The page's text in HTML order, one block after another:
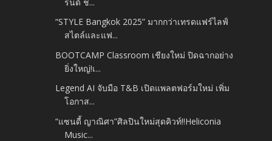
“STYLE Bangkok 2025” มากกว่าเทรดแฟร์ไลฟ์
สไตล์และแฟ...
BOOTCAMP Classroom เชียงใหม่ ปิดฉากอย่าง
ยิ่งใหญ่!เ...
Legend AI จับมือ T&B เปิดแพลตฟอร์มใหม่ เพิ่ม
โอกาส...
“แซนดี้ ญาณิศา”ศิลปินใหม่สุดคิวท์!!Heliconia
Music...